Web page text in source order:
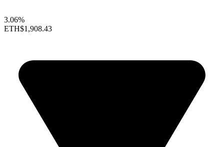
3.06%
ETH$1,908.43